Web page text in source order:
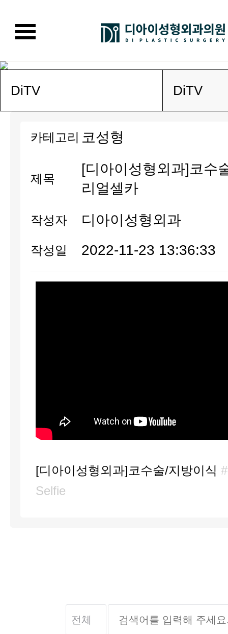
DiTV DiTV
카테고리 코성형
제목
[디아이성형외과]코수
리얼셀카
작성자 디아이성형외과
작성일 2022-11-23 13:36:33
[디아이성형외과]코수술/지방이식
Selfie